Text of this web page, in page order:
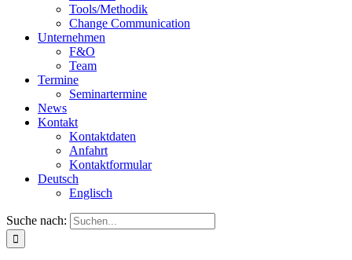
Tools/Methodik
Change Communication
Unternehmen
F&O
Team
Termine
Seminartermine
News
Kontakt
Kontaktdaten
Anfahrt
Kontaktformular
Deutsch
Englisch
Suche nach: